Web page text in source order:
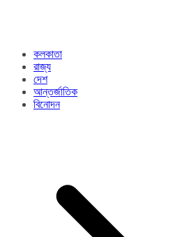
কলকাতা
রাজ্য​
দেশ
আন্তর্জাতিক
বিনোদন